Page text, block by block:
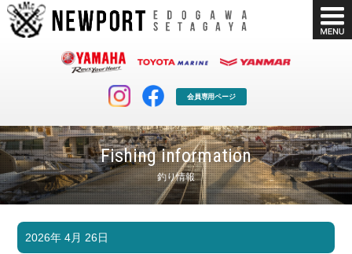
会員専用ページ
Fishing information
釣り情報
マリンクラブ
マリンライフを堪能したい！
ボート販売
2026年 4月 26日